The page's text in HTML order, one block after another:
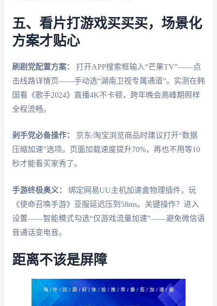
五、看片打游戏买买买，场景化
方案才贴心
刷剧党配置方案：
打开APP搜索框输入“芒果TV”——点
击线路详情页——手动选“湖南卫视专属通道”。实测在韩
国看《歌手2024》直播4K不卡顿，跨年晚会高峰期照样
全程流畅。
剁手党必备操作：
京东/淘宝浏览商品时建议打开“数据
压缩加速”选项。页面加载速度提升70%，再也不用等10
秒才能看买家秀了。
手游终极奥义：
绑定网易UU主机加速盒物理插件，玩
《使命召唤手游》亚服延迟压到58ms。关键操作？进入
设置——智能模式勾选“仅游戏流量加速”——避免微信语
音通话变电音。
距离不该是屏障